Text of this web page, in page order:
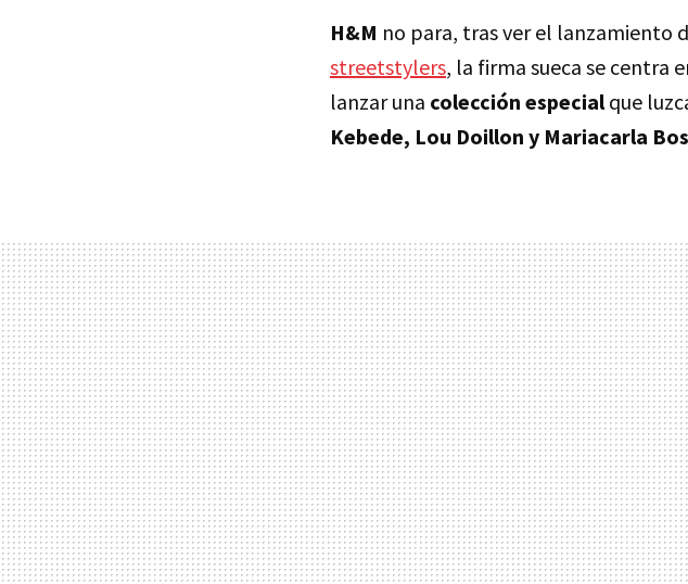
H&M no para, tras ver el lanzamiento
streetstylers, la firma sueca se centra
lanzar una colección especialque
Kebede, Lou Doillon y Mariacarla